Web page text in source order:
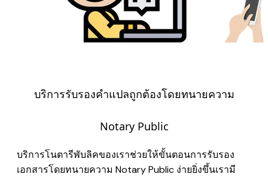
บริการรับรองคำแปลถูกต้องโดยทนายความ
Notary Public
บริการโนตารีพับลิคของเราช่วยให้ขั้นตอนการรับรอง
เอกสารโดยทนายความ Notary Public ง่ายยิ่งขึ้นเรามี